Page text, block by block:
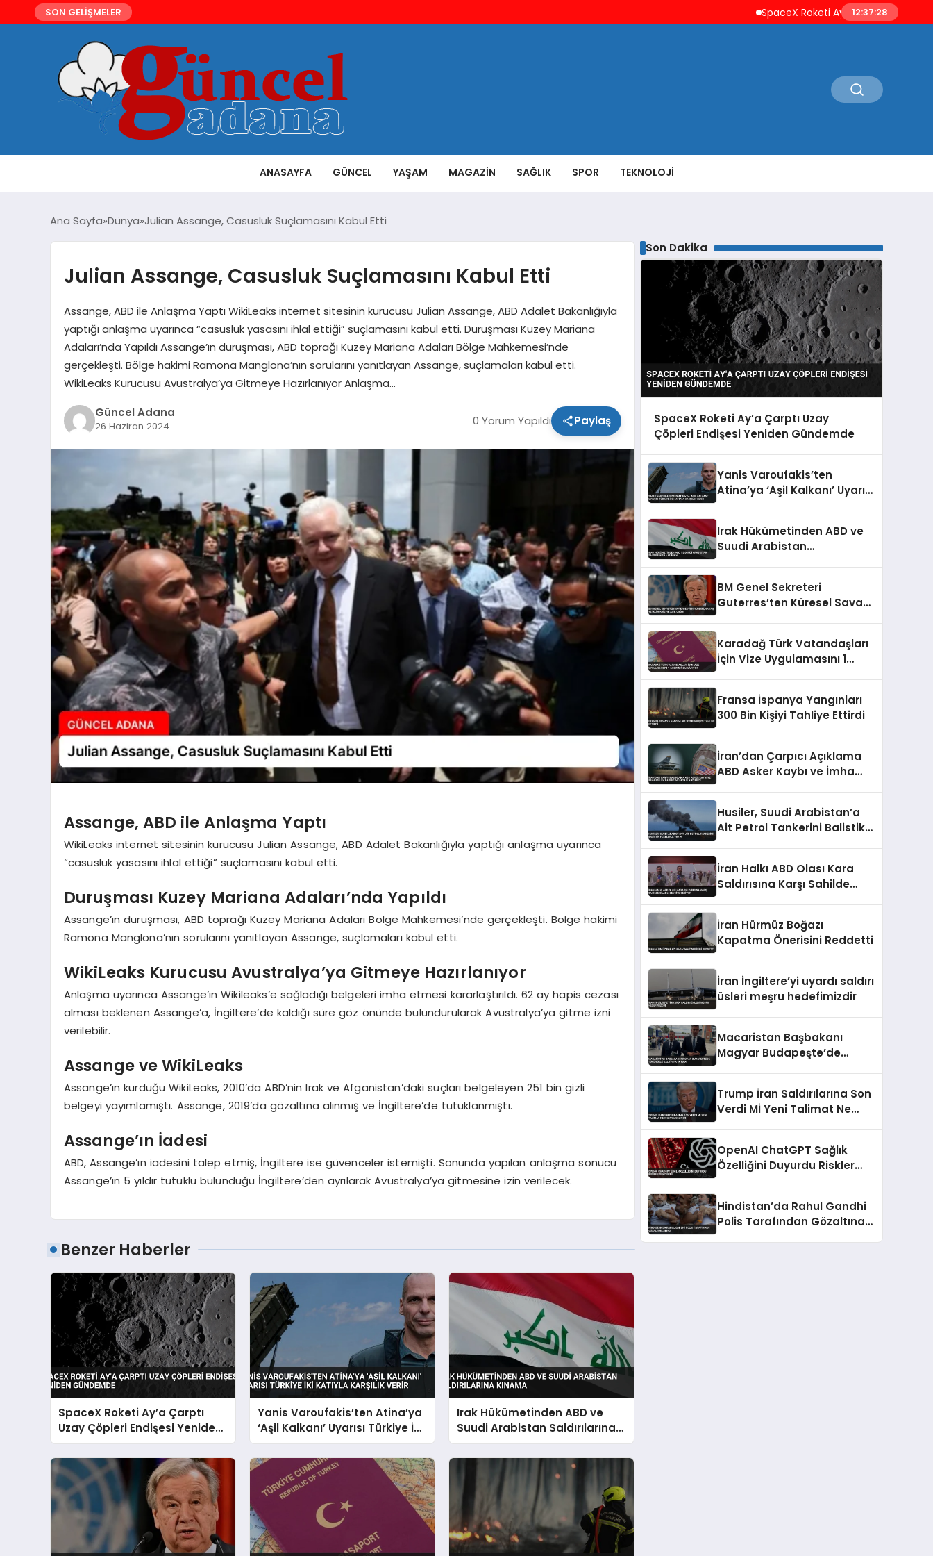
SON GELİŞMELER SpaceX Roketi Ay’a Çarptı Uzay Çöpleri
12:37:29
ANASAYFA GÜNCEL YAŞAM MAGAZIN SAĞLIK SPOR TEKNOLOJI
Ana Sayfa Dünya Julian Assange, Casusluk Suçlamasını Kabul Etti
Julian Assange, Casusluk Suçlamasını Kabul Etti
Assange, ABD ile Anlaşma Yaptı WikiLeaks internet sitesinin kurucusu Julian Assange, ABD Adalet Bakanlığıyla
yaptığı anlaşma uyarınca “casusluk yasasını ihlal ettiği” suçlamasını kabul etti. Duruşması Kuzey Mariana
Adaları’nda Yapıldı Assange’ın duruşması, ABD toprağı Kuzey Mariana Adaları Bölge Mahkemesi’nde
gerçekleşti. Bölge hakimi Ramona Manglona’nın sorularını yanıtlayan Assange, suçlamaları kabul etti.
WikiLeaks Kurucusu Avustralya’ya Gitmeye Hazırlanıyor Anlaşma…
Güncel Adana
26 Haziran 2024 0 Yorum Yapıldı Paylaş
Assange, ABD ile Anlaşma Yaptı
WikiLeaks internet sitesinin kurucusu Julian Assange, ABD Adalet Bakanlığıyla yaptığı anlaşma uyarınca
“casusluk yasasını ihlal ettiği” suçlamasını kabul etti.
Duruşması Kuzey Mariana Adaları’nda Yapıldı
Assange’ın duruşması, ABD toprağı Kuzey Mariana Adaları Bölge Mahkemesi’nde gerçekleşti. Bölge hakimi
Ramona Manglona’nın sorularını yanıtlayan Assange, suçlamaları kabul etti.
WikiLeaks Kurucusu Avustralya’ya Gitmeye Hazırlanıyor
Anlaşma uyarınca Assange’ın Wikileaks’e sağladığı belgeleri imha etmesi kararlaştırıldı. 62 ay hapis cezası
alması beklenen Assange’a, İngiltere’de kaldığı süre göz önünde bulundurularak Avustralya’ya gitme izni
verilebilir.
Assange ve WikiLeaks
Assange’ın kurduğu WikiLeaks, 2010’da ABD’nin Irak ve Afganistan’daki suçları belgeleyen 251 bin gizli
belgeyi yayımlamıştı. Assange, 2019’da gözaltına alınmış ve İngiltere’de tutuklanmıştı.
Assange’ın İadesi
ABD, Assange’ın iadesini talep etmiş, İngiltere ise güvenceler istemişti. Sonunda yapılan anlaşma sonucu
Assange’ın 5 yıldır tutuklu bulunduğu İngiltere’den ayrılarak Avustralya’ya gitmesine izin verilecek.
Benzer Haberler
SpaceX Roketi Ay’a Çarptı
Uzay Çöpleri Endişesi Yeniden
Gündemde
Yanis Varoufakis’ten Atina’ya
‘Aşil Kalkanı’ Uyarısı Türkiye İki
Katıyla Karşılık Verir
Irak Hükümetinden ABD ve
Suudi Arabistan Saldırılarına
Kınama
Son Dakika
SpaceX Roketi Ay’a Çarptı Uzay
Çöpleri Endişesi Yeniden Gündemde
Yanis Varoufakis’ten
Atina’ya ‘Aşil Kalkanı’ Uyarısı
Irak Hükümetinden ABD ve
Suudi Arabistan
BM Genel Sekreteri
Guterres’ten Küresel Savaş
Karadağ Türk Vatandaşları
İçin Vize Uygulamasını 1
Fransa İspanya Yangınları
300 Bin Kişiyi Tahliye Ettirdi
İran’dan Çarpıcı Açıklama
ABD Asker Kaybı ve İmha
Husiler, Suudi Arabistan’a
Ait Petrol Tankerini Balistik
İran Halkı ABD Olası Kara
Saldırısına Karşı Sahilde
İran Hürmüz Boğazı
Kapatma Önerisini Reddetti
İran İngiltere’yi uyardı saldırı
üsleri meşru hedefimizdir
Macaristan Başbakanı
Magyar Budapeşte’de
Trump İran Saldırılarına Son
Verdi Mİ Yeni Talimat Ne
OpenAI ChatGPT Sağlık
Özelliğini Duyurdu Riskler
Hindistan’da Rahul Gandhi
Polis Tarafından Gözaltına